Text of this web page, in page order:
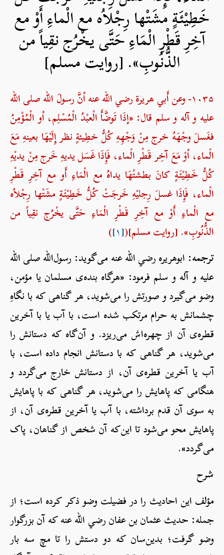
خَطِيْئَةٍ مشَتْها رِجْلاُه مع الْماءِ أَوْ مع
آخِرِ قَطْرِ الْمَاءِ حَتَّى يخْرُج نقِياً من
الذُّنُوبِ». [روایت مسلم]
۱۰۳۵- وعن أَبي هريرة رضي الله عنه أنَّ رسولَ الله صلی الله
علیه و آله و سلم قال: «إذَا تَوضَّأَ الْعبْدُ الْمُسْلِم، أو الْمُؤْمِنُ
فغَسلَ وجْهَهُ خرج مِنْ وَجْهِهِ كُلُّ خطِيئةٍ نظر إِلَيْهَا بعينهِ مَعَ
الْماء، أوْ مَعَ آخِر قَطْرِ الْماء، فَإِذَا غَسَل يديهِ خَرج مِنْ يديْهِ
كُلُّ خَطِيْئَةٍ كانَ بطشتْهَا يداهُ مع الْمَاءِ أَو مع آخِرِ قَطْرِ
الْماء، فَإِذَا غسلَ رِجليْهِ خَرجَتْ كُلُّ خَطِيْئَةٍ مشَتْها رِجْلاُه
مع الْماءِ أَوْ مع آخِرِ قَطْرِ الْمَاءِ حَتَّى يخْرُج نقِياً من
الذُّنُوبِ». [روایت مسلم]([۱] )
ترجمه: ابوهریره رضي الله عنه می‌گوید: رسول‌الله صلی الله
علیه و آله و سلم فرمود: «هرگاه بنده‌ی مسلمان یا مؤمن،
وضو می‌گیرد و صورتش را می‌شوید، هر گناهی که با نگاهِ
چشمانش به حرام مرتکب شده است، با آب یا با آخرین
قطره‌ی آن از چهره‌اش می‌ریزد. و آن‌گاه که دستانش را
می‌شوید، هر گناهی که با دستانش انجام داده است، با
آب یا آخرین قطره‌ی آن، از دستانش خارج می‌گردد و
هنگامی که پاهایش را می‌شوید، هر گناهی که با پاهایش
به سوی آن قدم برداشته، با آب یا آخرین قطره‌‌ی آن، از
پاهایش محو می‌شود تا این‌که آن شخص از گناهان، پاک
می‌گردد».
شرح
مؤلف این احادیث را در فضیلت وضو ذکر کرده است؛ از
جمله: حدیث عثمان بن عفان رضي الله عنه که آن بزرگوار
وضو گرفت؛ بدین‌سان که دو دستش را تا مچ سه بار